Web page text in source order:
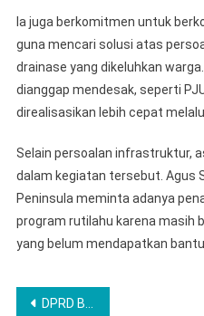
Ia juga berkomitmen untuk
guna mencari solusi atas
drainase yang dikeluhkan
dianggap mendesak, seperti
direalisasikan lebih cepat
Selain persoalan infrastruktur,
dalam kegiatan tersebut. Agus
Peninsula meminta adanya
program rutilahu karena masih
yang belum mendapatkan
Post
DPRD Bekasi Buka Peluang Beasiswa bagi Mahasiswa Tidak Mampu